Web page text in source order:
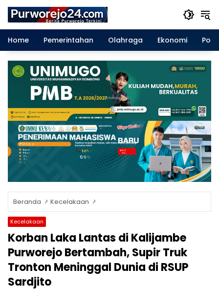
Langsung
konten
Home
Pemerintahan Olahraga Ekonomi
Beranda Kecelakaan
Kecelakaan
Korban Laka Lantas di Kalijambe
Purworejo Bertambah, Supir Truk
Tronton Meninggal Dunia di RSUP
Sardjito